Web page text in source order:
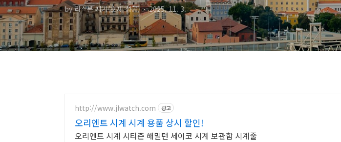
by 리스본 지기(호재 성공) 2025. 11. 3.
http://www.jlwatch.com 광고
오리엔트 시계 시계 용품 상시 할인!
오리엔트 시계 시티즌 해밀턴 세이코 시계 보관함 시계줄